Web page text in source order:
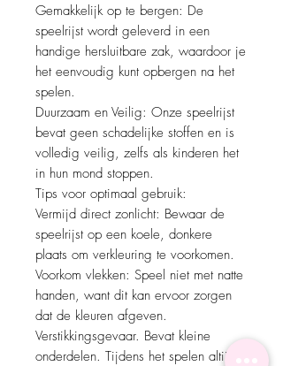
Gemakkelijk op te bergen: De
speelrijst wordt geleverd in een
handige hersluitbare zak, waardoor je
het eenvoudig kunt opbergen na het
spelen.
Duurzaam en Veilig: Onze speelrijst
bevat geen schadelijke stoffen en is
volledig veilig, zelfs als kinderen het
in hun mond stoppen.
Tips voor optimaal gebruik:
Vermijd direct zonlicht: Bewaar de
speelrijst op een koele, donkere
plaats om verkleuring te voorkomen.
Voorkom vlekken: Speel niet met natte
handen, want dit kan ervoor zorgen
dat de kleuren afgeven.
Verstikkingsgevaar. Bevat kleine
onderdelen. Tijdens het spelen altijd